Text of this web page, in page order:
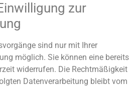
zur
sind nur mit Ihrer
möglich. Sie können eine bereits
widerrufen. Die Rechtmäßigkeit
Datenverarbeitung bleibt vom